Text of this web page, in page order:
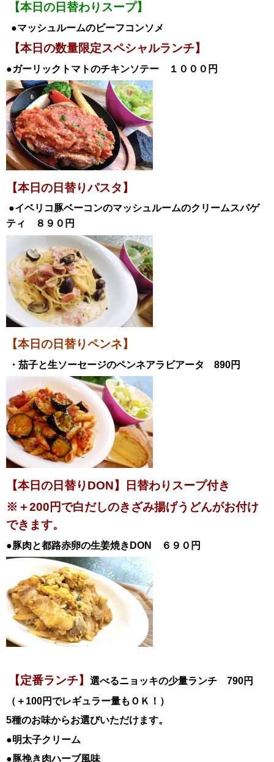
【本日の日替わりスープ】
●マッシュルームのビーフコンソメ
【本日の数量限定スペシャルランチ】
●ガーリックトマトのチキンソテー １０００ 円
【本日の日替りパスタ】
●イベリコ豚ベーコンのマッシュルームのクリームスパゲ
ティ
８９０円
【本日の日替りペンネ】
・茄子と生ソーセージのペンネアラビアータ 890円
【本日の日替りDON】日替わりスープ付き
※＋200円で白だしのきざみ揚げうどんがお付け
できます。
●豚肉と都路赤卵の生姜焼き DON ６９０円
【定番ランチ】
選べるニョッキの少量ランチ 790円
（＋100円でレギュラー量もＯＫ！）
5種のお味からお選びいただけます。
●明太子クリーム
●豚挽き肉ハーブ風味